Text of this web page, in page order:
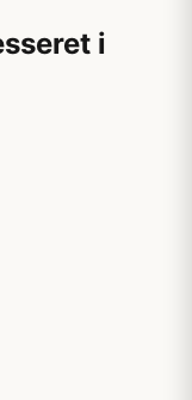
i